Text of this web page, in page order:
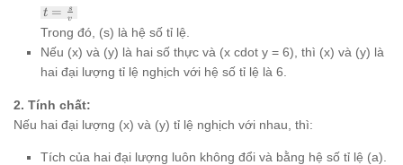
t =
\frac{s}
{v}
t = v
s
Trong đó, (s) là hệ số tỉ lệ.
Nếu (x) và (y) là hai số thực và (x cdot y = 6), thì (x) và (y) là
hai đại lượng tỉ lệ nghịch với hệ số tỉ lệ là 6.
2. Tính chất:
Nếu hai đại lượng (x) và (y) tỉ lệ nghịch với nhau, thì:
Tích của hai đại lượng luôn không đổi và bằng hệ số tỉ lệ (a).